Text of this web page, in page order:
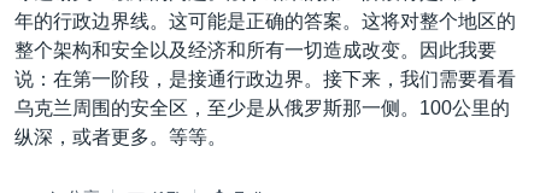
年的行政边界线。这可能是正确的答案。这将对整个地区的
整个架构和安全以及经济和所有一切造成改变。因此我要
说：在第一阶段，是接通行政边界。接下来，我们需要看看
乌克兰周围的安全区，至少是从俄罗斯那一侧。100公里的
纵深，或者更多。等等。